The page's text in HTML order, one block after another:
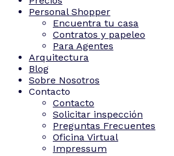
Personal Shopper
Encuentra tu casa
Contratos y papeleo
Para Agentes
Arquitectura
Blog
Sobre Nosotros
Contacto
Contacto
Solicitar inspección
Preguntas Frecuentes
Oficina Virtual
Impressum